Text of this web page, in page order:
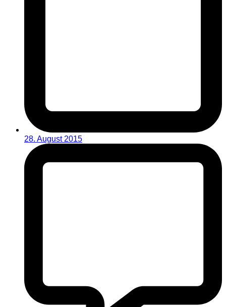
28. August 2015